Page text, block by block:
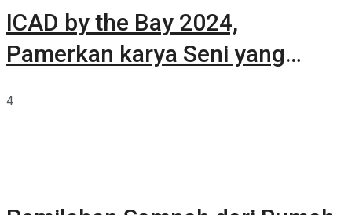
ICAD by the Bay 2024,
Pamerkan karya Seni yang
4